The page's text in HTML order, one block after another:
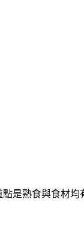
是熟食與食材